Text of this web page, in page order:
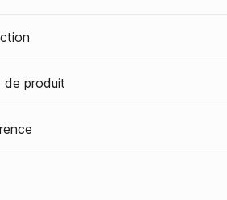
de produit